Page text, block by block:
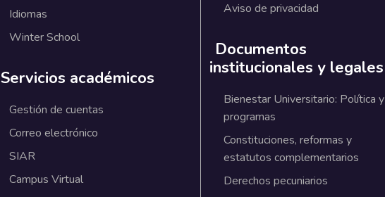
Idiomas
Winter School
Servicios académicos
Gestión de cuentas
Correo electrónico
SIAR
Campus Virtual
Aviso de privacidad
Documentos
institucionales y legales
Bienestar Universitario: Política y
programas
Constituciones, reformas y
estatutos complementarios
Derechos pecuniarios